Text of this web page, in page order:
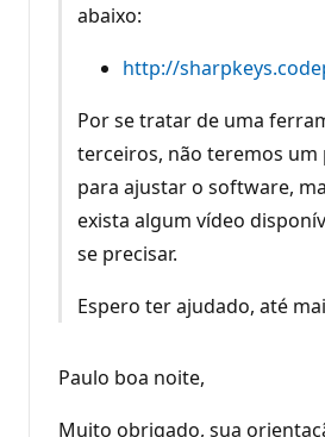
abaixo:
http://
Por se tratar de uma
terceiros, não teremos um
para ajustar o software,
exista algum vídeo
se precisar.
Espero ter ajudado, até
Paulo boa noite,
Muito obrigado, sua